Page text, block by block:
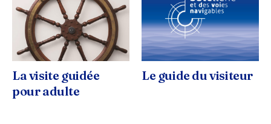
La visite guidée
pour adulte
Le guide du visiteur